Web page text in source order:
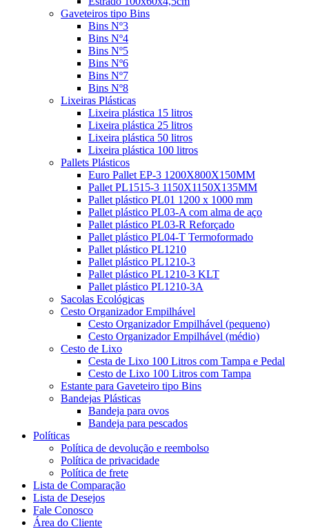
Gaveteiros tipo Bins
Bins Nº3
Bins Nº4
Bins Nº5
Bins Nº6
Bins Nº7
Bins Nº8
Lixeiras Plásticas
Lixeira plástica 15 litros
Lixeira plástica 25 litros
Lixeira plástica 50 litros
Lixeira plástica 100 litros
Pallets Plásticos
Euro Pallet EP-3 1200X800X150MM
Pallet PL1515-3 1150X1150X135MM
Pallet plástico PL01 1200 x 1000 mm
Pallet plástico PL03-A com alma de aço
Pallet plástico PL03-R Reforçado
Pallet plástico PL04-T Termoformado
Pallet plástico PL1210
Pallet plástico PL1210-3
Pallet plástico PL1210-3 KLT
Pallet plástico PL1210-3A
Sacolas Ecológicas
Cesto Organizador Empilhável
Cesto Organizador Empilhável (pequeno)
Cesto Organizador Empilhável (médio)
Cesto de Lixo
Cesta de Lixo 100 Litros com Tampa e Pedal
Cesto de Lixo 100 Litros com Tampa
Estante para Gaveteiro tipo Bins
Bandejas Plásticas
Bandeja para ovos
Bandeja para pescados
Políticas
Política de devolução e reembolso
Política de privacidade
Política de frete
Lista de Comparação
Lista de Desejos
Fale Conosco
Área do Cliente